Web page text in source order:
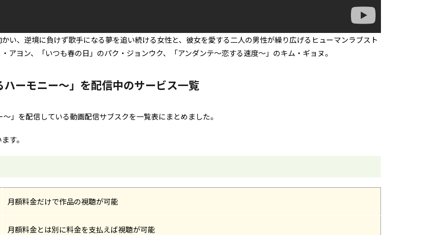
い、逆境に負けず歌手になる夢を追い続ける女性と、彼女を愛する二人の男性が繰り広げるヒューマンラブスト
アヨン、「いつも春の日」のパク・ジョンウク、「アンダンテ～恋する速度～」のキム・ギョヌ。
ーモニー～」を配信中のサービス一覧
」を配信している動画配信サブスクを一覧表にまとめました。
す。
月額料金だけで作品の視聴が可能
月額料金とは別に料金を支払えば視聴が可能